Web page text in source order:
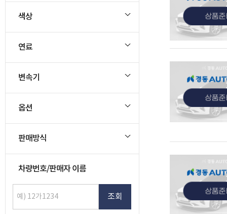
색상
연료
변속기
옵션
판매방식
차량번호/판매자 이름
조회
관심